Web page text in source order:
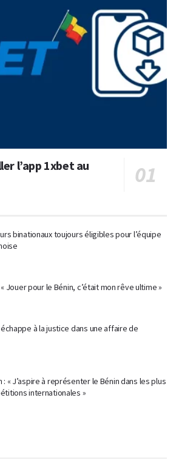
l’app 1xbet au
binationaux toujours éligibles pour l’équipe
Jouer pour le Bénin, c’était mon rêve ultime »
à la justice dans une affaire de
: « J’aspire à représenter le Bénin dans les plus
internationales »